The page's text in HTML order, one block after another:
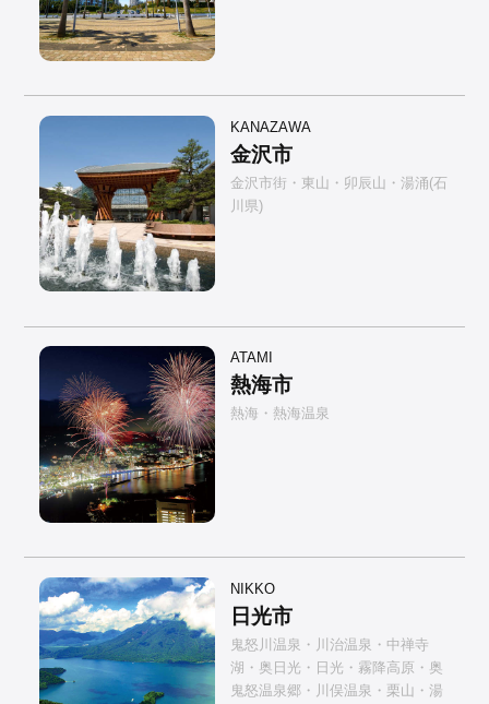
KANAZAWA
金沢市
金沢市街・東山・卯辰山・湯涌(石
川県)
ATAMI
熱海市
熱海・熱海温泉
NIKKO
日光市
鬼怒川温泉・川治温泉・中禅寺
湖・奥日光・日光・霧降高原・奥
鬼怒温泉郷・川俣温泉・栗山・湯